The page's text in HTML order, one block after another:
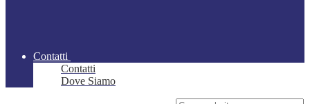
Contatti
Contatti
Dove Siamo